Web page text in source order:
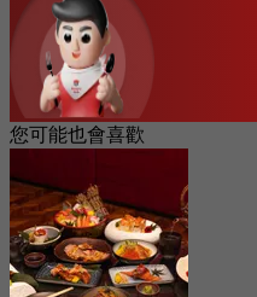
您可能也會喜歡